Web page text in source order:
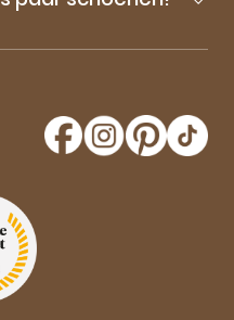
sale-aankondigingen,
Gabor schoenen!